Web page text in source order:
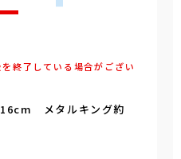
終了している場合がござい
16cm メタルキング約